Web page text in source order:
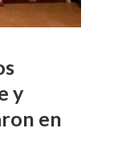
y
en